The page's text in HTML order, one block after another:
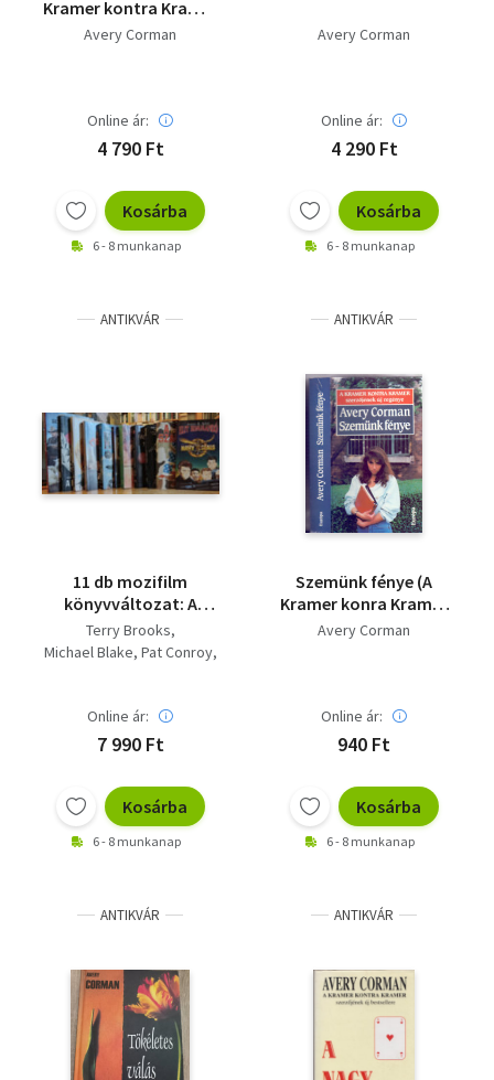
Kramer kontra Kramer
+ Szemünk fénye +
Avery Corman
Online ár:
4 790 Ft
Kosárba
6 - 8 munkanap
Avery Corman
Online ár:
4 290 Ft
Kosárba
6 - 8 munkanap
ANTIKVÁR
11 db mozifilm
könyvváltozat: A
félelem bére; A
szakasz; Annie; Babe,
Farkasokkal táncoló;
Hogyan rohanj a
vesztedbe; Hook;
Kramer kontra
Kramer; Memphis Belle
Terry Brooks
Michael Blake Pat Conroy
Dick King-Smith
Monte Merrick
Avery Corman
Georges Arnaud
Seth MacFarlane
Online ár:
7 990 Ft
Kosárba
6 - 8 munkanap
ANTIKVÁR
Szemünk fénye (A
Kramer konra Kramer
szerzőjének új
Avery Corman
Online ár:
940 Ft
Kosárba
6 - 8 munkanap
ANTIKVÁR ANTIKVÁR